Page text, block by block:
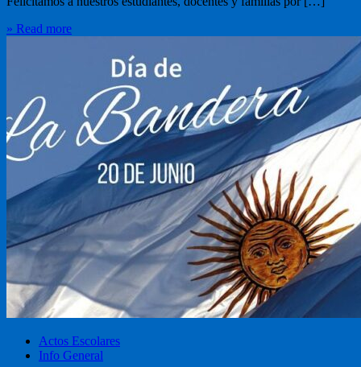
» Read more
Actos Escolares
Info General